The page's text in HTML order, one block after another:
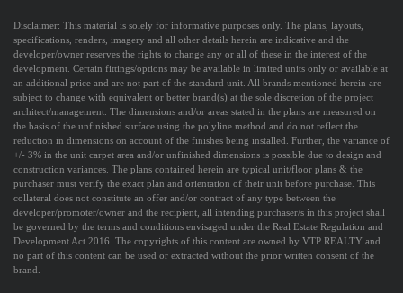
Disclaimer: This material is solely for informative purposes only. The plans, layouts,
specifications, renders, imagery and all other details herein are indicative and the
developer/owner reserves the rights to change any or all of these in the interest of the
development. Certain fittings/options may be available in limited units only or available at
an additional price and are not part of the standard unit. All brands mentioned herein are
subject to change with equivalent or better brand(s) at the sole discretion of the project
architect/management. The dimensions and/or areas stated in the plans are measured on
the basis of the unfinished surface using the polyline method and do not reflect the
reduction in dimensions on account of the finishes being installed. Further, the variance of
+/- 3% in the unit carpet area and/or unfinished dimensions is possible due to design and
construction variances. The plans contained herein are typical unit/floor plans & the
purchaser must verify the exact plan and orientation of their unit before purchase. This
collateral does not constitute an offer and/or contract of any type between the
developer/promoter/owner and the recipient, all intending purchaser/s in this project shall
be governed by the terms and conditions envisaged under the Real Estate Regulation and
Development Act 2016. The copyrights of this content are owned by VTP REALTY and
no part of this content can be used or extracted without the prior written consent of the
brand.